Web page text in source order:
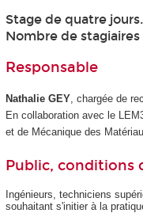
Stage de quatre jours.
Nombre de
Responsable
Nathalie GEY, chargée de
En collaboration avec le
et de Mécanique des
Public, conditions
Ingénieurs, techniciens
souhaitant s'initier à la